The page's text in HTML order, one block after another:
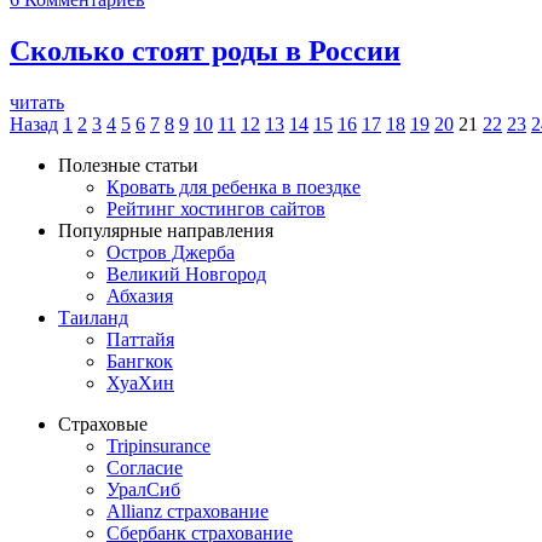
Сколько стоят роды в России
читать
Назад 1 2 3 4 5 6 7 8 9 10 11 12 13 14 15 16 17 18 19 20 21 22 23
Полезные статьи
Кровать для ребенка в поездке
Рейтинг хостингов сайтов
Популярные направления
Остров Джерба
Великий Новгород
Абхазия
Таиланд
Паттайя
Бангкок
ХуаХин
Страховые
Tripinsurance
Согласие
УралСиб
Allianz страхование
Сбербанк страхование